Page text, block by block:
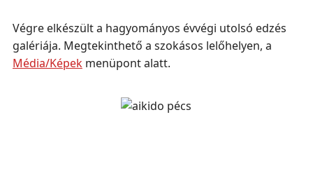
Végre elkészült a hagyományos évvégi utolsó edzés
galériája. Megtekinthető a szokásos lelőhelyen, a
Média/Képekmenüpont alatt.